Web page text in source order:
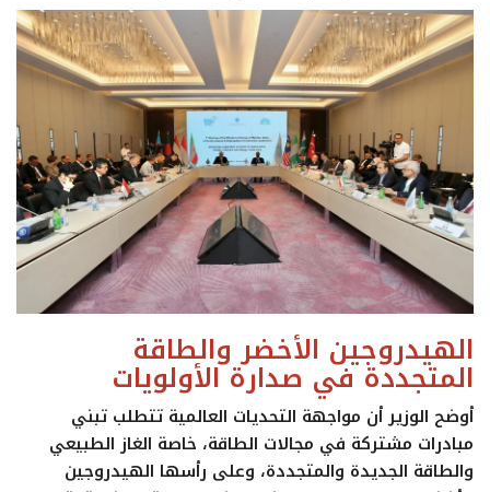
الهيدروجين الأخضر والطاقة
المتجددة في صدارة الأولويات
أوضح الوزير أن مواجهة التحديات العالمية تتطلب تبني
مبادرات مشتركة في مجالات الطاقة، خاصة الغاز الطبيعي
والطاقة الجديدة والمتجددة، وعلى رأسها الهيدروجين